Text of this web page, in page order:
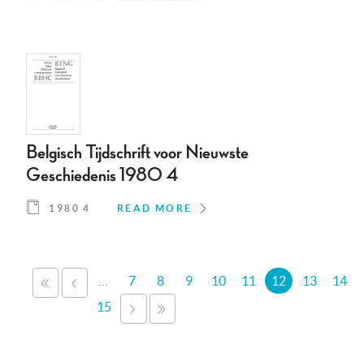
Belgisch Tijdschrift voor Nieuwste
Geschiedenis 1980 4
1980 4 READ MORE
Pages
«
FIRSTPREVIOUS
7 8 9 10 11 12 13
14
15
NEXT
›